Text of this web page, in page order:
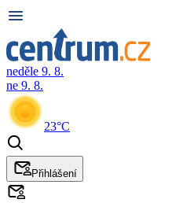
neděle 9. 8.
ne 9. 8.
23°C
Přihlášení